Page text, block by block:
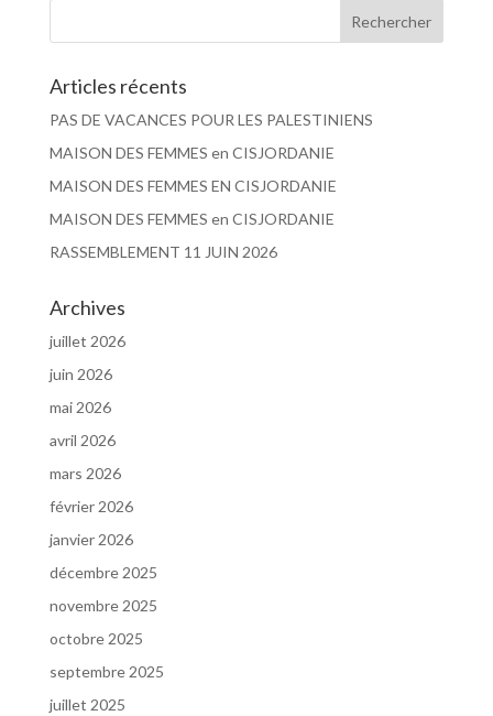
Articles récents
PAS DE VACANCES POUR LES PALESTINIENS
MAISON DES FEMMES en CISJORDANIE
MAISON DES FEMMES EN CISJORDANIE
MAISON DES FEMMES en CISJORDANIE
RASSEMBLEMENT 11 JUIN 2026
Archives
juillet 2026
juin 2026
mai 2026
avril 2026
mars 2026
février 2026
janvier 2026
décembre 2025
novembre 2025
octobre 2025
septembre 2025
juillet 2025